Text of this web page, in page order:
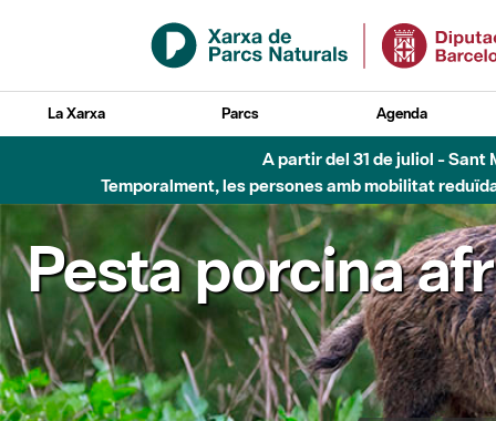
Salta al contingut principal
La Xarxa Parcs Agenda
A partir del 31 de juliol -
Temporalment, les persones amb mobilitat
Pesta porcina